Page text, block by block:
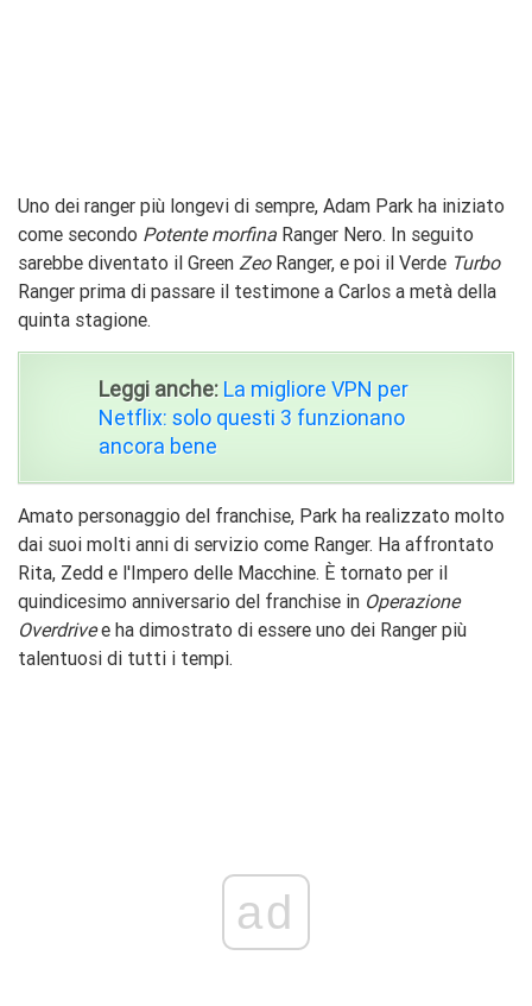
Uno dei ranger più longevi di sempre, Adam Park ha iniziato
come secondo Potente morfina Ranger Nero. In seguito
sarebbe diventato il Green ZeoRanger, e poi il Verde Turbo
Ranger prima di passare il testimone a Carlos a metà della
quinta stagione.
Leggi anche: La migliore VPN per
Netflix: solo questi 3 funzionano
ancora bene
Amato personaggio del franchise, Park ha realizzato molto
dai suoi molti anni di servizio come Ranger. Ha affrontato
Rita, Zedd e l'Impero delle Macchine. È tornato per il
quindicesimo anniversario del franchise in Operazione
Overdrivee ha dimostrato di essere uno dei Ranger più
talentuosi di tutti i tempi.
ad